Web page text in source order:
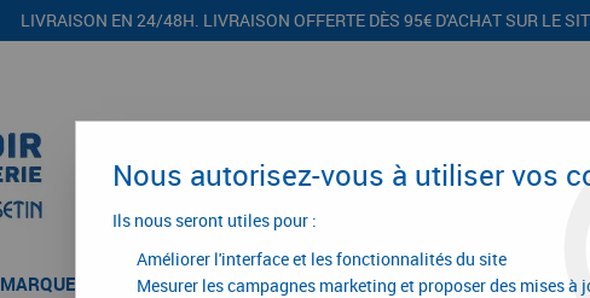
LIVRAISON EN 24/48H. LIVRAISON OFFERTE DÈS 95€ D'ACHAT SUR LE
MARQUES CONFIGURATEURS
Nous autorisez-vous à utiliser vos
Ils nous seront utiles pour :
Améliorer l'interface et les fonctionnalités du site
Mesurer les campagnes marketing et proposer des mises à